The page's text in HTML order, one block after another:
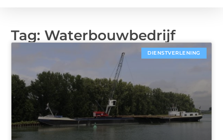
Tag: Waterbouwbedrijf
DIENSTVERLENING